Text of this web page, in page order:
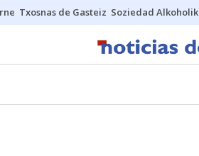
Txosnas de Gasteiz Soziedad